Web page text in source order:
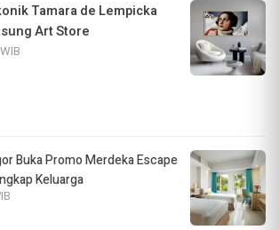
Tamara de Lempicka
Art Store
Buka Promo Merdeka Escape
Keluarga